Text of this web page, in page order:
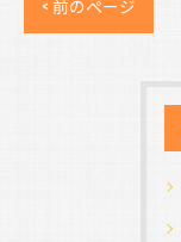
< 前のページ